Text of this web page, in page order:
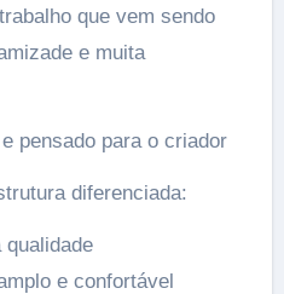
que vem sendo
e muita
pensado para o criador
diferenciada:
e confortável